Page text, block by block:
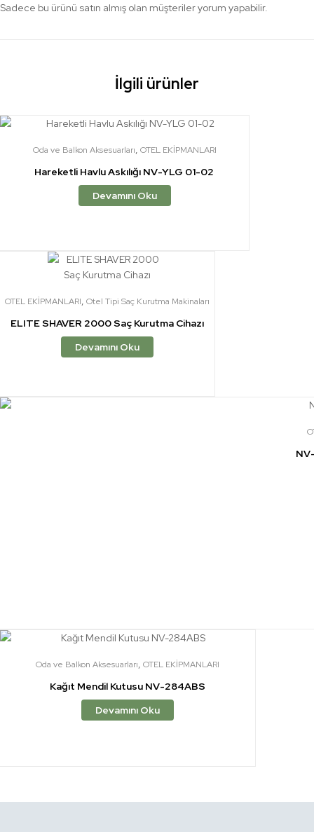
Sadece bu ürünü satın almış olan müşteriler yorum yapabilir.
İlgili ürünler
Oda ve Balkon Aksesuarları, OTEL EKİPMANLARI
Hareketli Havlu Askılığı NV-YLG 01-02
Devamını Oku
OTEL EKİPMANLARI, Otel Tipi Saç Kurutma Makinaları
ELITE SHAVER 2000 Saç Kurutma Cihazı
Devamını Oku
Oda ve Balkon Aksesuarları, OTEL EKİPMANLARI
Kağıt Mendil Kutusu NV-284ABS
Devamını Oku